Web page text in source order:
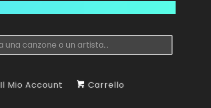
Il Mio Account Carrello